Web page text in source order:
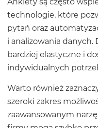
technologie, które
pytań oraz
i analizowania danych.
bardziej elastyczne i
indywidualnych
Warto również
szeroki zakres
zaawansowanym